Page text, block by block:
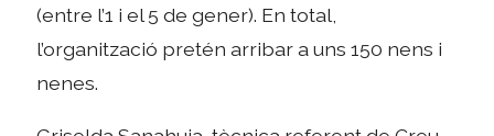
(entre l’1 i el 5 de gener). En total,
l’organització pretén arribar a uns 150 nens i
nenes.